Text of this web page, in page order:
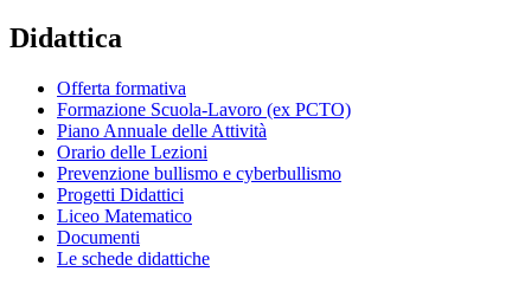
Didattica
Offerta formativa
Formazione Scuola-Lavoro (ex PCTO)
Piano Annuale delle Attività
Orario delle Lezioni
Prevenzione bullismo e cyberbullismo
Progetti Didattici
Liceo Matematico
Documenti
Le schede didattiche